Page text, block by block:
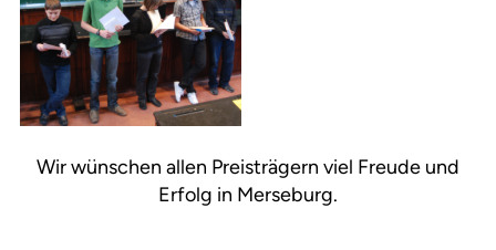
Wir wünschen allen Preisträgern viel Freude und
Erfolg in Merseburg.